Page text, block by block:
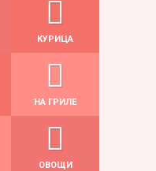
КУРИЦА
НА ГРИЛЕ
ОВОЩИ